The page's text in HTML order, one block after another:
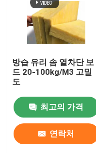
고무 폼 절연 파이프
유리 솜 튜브
EPE 거품 명부
알루미늄 호일 테이프
방습 유리 솜 열차단 보
드 20-100kg/M3 고밀
도
최고의 가격
연락처